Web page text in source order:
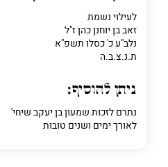
לעילוי נשמת
זאב בן יוחנן כהן ז"ל
נלב"ע כ' כסלו תשפ"א
ת.נ.צ.ב.ה
ניתן להוסיף:
נתרם לזכות שמעון בן יעקב שיחי'
לאורך ימים ושנים טובות